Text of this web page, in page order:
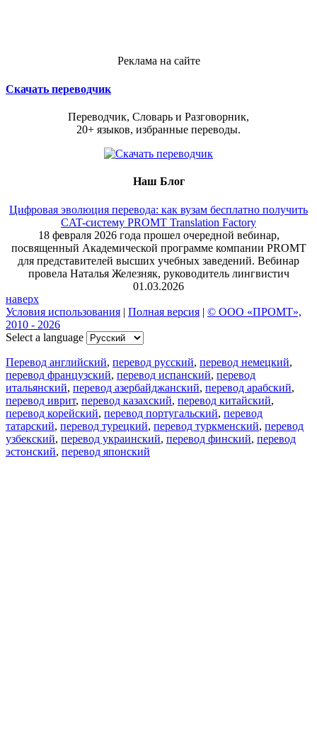
Реклама на сайте
Скачать переводчик
Переводчик, Словарь и Разговорник,
20+ языков, избранные переводы.
Наш Блог
Цифровая эволюция перевода: как вузам бесплатно получить
CAT-систему PROMT Translation Factory
18 февраля 2026 года прошел очередной вебинар,
посвященный Академической программе компании PROMT
для представителей высших учебных заведений. Вебинар
провела Наталья Железняк, руководитель лингвистич
01.03.2026
наверх
Условия использования | Полная версия | © ООО «ПРОМТ»,
2010 - 2026
Select a language
Перевод английский, перевод русский, перевод немецкий,
перевод французский, перевод испанский, перевод
итальянский, перевод азербайджанский, перевод арабский,
перевод иврит, перевод казахский, перевод китайский,
перевод корейский, перевод португальский, перевод
татарский, перевод турецкий, перевод туркменский, перевод
узбекский, перевод украинский, перевод финский, перевод
эстонский, перевод японский